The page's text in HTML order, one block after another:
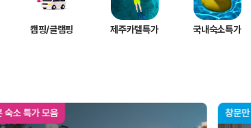
상 한도, 옵션 비용, 취소 수수료를 함께 확인해야 실제로
캠핑/글램핑 제주카텔특가 국내숙소특가